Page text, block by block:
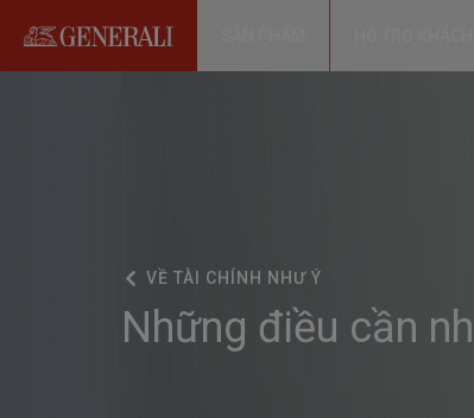
VỀ TÀI CHÍNH NHƯ Ý
Những điều cần